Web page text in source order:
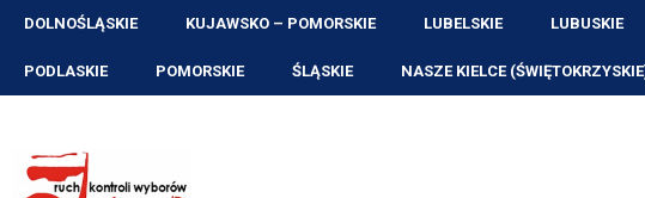
Przejdź
treści
DOLNOŚLĄSKIE KUJAWSKO – POMORSKIE LUBELSKIE LUBUSKIE
PODLASKIE POMORSKIE ŚLĄSKIE NASZE KIELCE